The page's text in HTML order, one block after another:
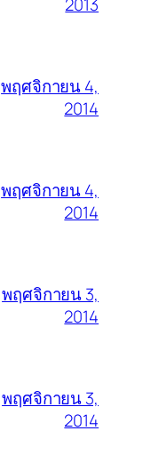
พฤศจิกายน 4,
2014
พฤศจิกายน 4,
2014
พฤศจิกายน 3,
2014
พฤศจิกายน 3,
2014